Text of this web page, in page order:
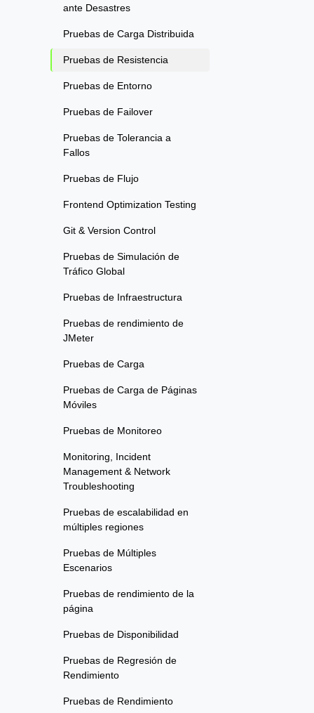
ante Desastres
Pruebas de Carga Distribuida
Pruebas de Resistencia
Pruebas de Entorno
Pruebas de Failover
Pruebas de Tolerancia a
Fallos
Pruebas de Flujo
Frontend Optimization Testing
Git & Version Control
Pruebas de Simulación de
Tráfico Global
Pruebas de Infraestructura
Pruebas de rendimiento de
JMeter
Pruebas de Carga
Pruebas de Carga de Páginas
Móviles
Pruebas de Monitoreo
Monitoring, Incident
Management & Network
Troubleshooting
Pruebas de escalabilidad en
múltiples regiones
Pruebas de Múltiples
Escenarios
Pruebas de rendimiento de la
página
Pruebas de Disponibilidad
Pruebas de Regresión de
Rendimiento
Pruebas de Rendimiento